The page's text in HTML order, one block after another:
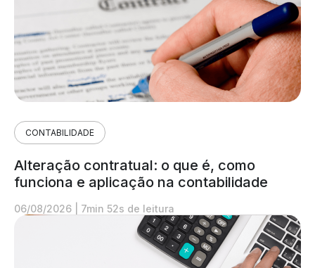
CONTABILIDADE
Alteração contratual: o que é, como
funciona e aplicação na contabilidade
06/08/2026 7min 52s de leitura